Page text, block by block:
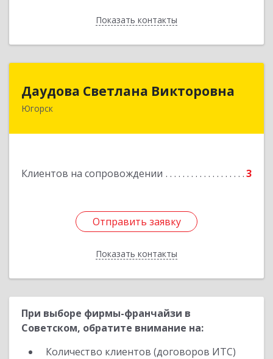
Показать контакты
Назад
Даудова Светлана Викторовна
Югорск
Клиентов на сопровождении 3
Отправить заявку
Показать контакты
Отправить заявку
Назад
При выборе фирмы-франчайзи в
Советском, обратите внимание на:
Количество клиентов (договоров ИТС)